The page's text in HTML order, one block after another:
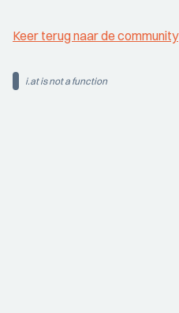
Keer terug naar de community
i.at is not a function